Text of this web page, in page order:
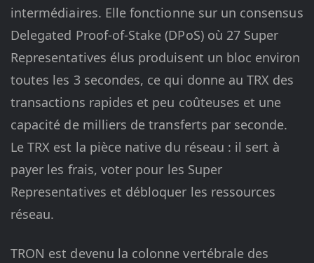
intermédiaires. Elle fonctionne sur un consensus
Delegated Proof-of-Stake (DPoS) où 27 Super
Representatives élus produisent un bloc environ
toutes les 3 secondes, ce qui donne au TRX des
transactions rapides et peu coûteuses et une
capacité de milliers de transferts par seconde.
Le TRX est la pièce native du réseau : il sert à
payer les frais, voter pour les Super
Representatives et débloquer les ressources
réseau.
TRON est devenu la colonne vertébrale des